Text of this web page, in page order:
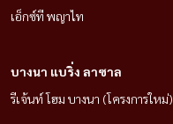
เอ็กซ์ที พญาไท
บางนา แบริ่ง ลาซาล
รีเจ้นท์ โฮม บางนา (โครงการใหม่)